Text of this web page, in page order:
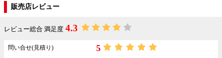
販売店レビュー
レビュー総合 満足度 4.3
問い合せ(見積り) 5